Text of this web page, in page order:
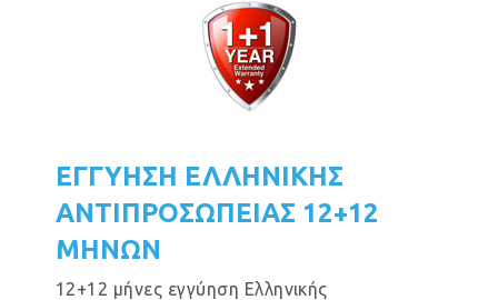
ΕΓΓΥΗΣΗ ΕΛΛΗΝΙΚΗΣ
ΑΝΤΙΠΡΟΣΩΠΕΙΑΣ 12+12
ΜΗΝΩΝ
12+12 μήνες εγγύηση Ελληνικής